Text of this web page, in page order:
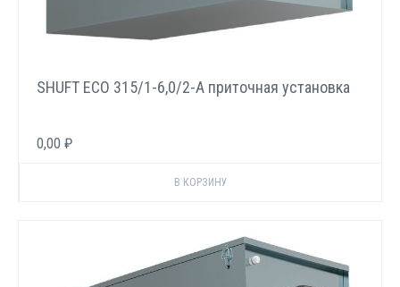
SHUFT ECO 315/1-6,0/2-A приточная установка
0,00 ₽